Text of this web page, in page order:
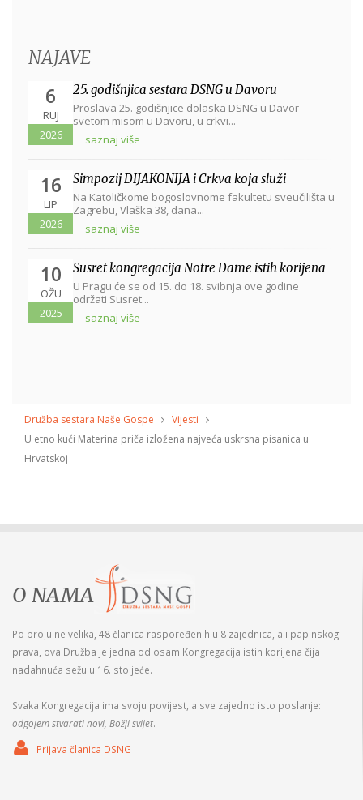
NAJAVE
6
RUJ
2026
25. godišnjica sestara DSNG u Davoru
Proslava 25. godišnjice dolaska DSNG u Davor
svetom misom u Davoru, u crkvi...
saznaj više
16
LIP
2026
Simpozij DIJAKONIJA i Crkva koja služi
Na Katoličkome bogoslovnome fakultetu sveučilišta u
Zagrebu, Vlaška 38, dana...
saznaj više
10
OŽU
2025
Susret kongregacija Notre Dame istih korijena
U Pragu će se od 15. do 18. svibnja ove godine
održati Susret...
saznaj više
Družba sestara Naše Gospe
Vijesti
U etno kući Materina priča izložena najveća uskrsna pisanica u
Hrvatskoj
O NAMA
Po broju ne velika, 48 članica raspoređenih u 8 zajednica, ali papinskog
prava, ova Družba je jedna od osam Kongregacija istih korijena čija
nadahnuća sežu u 16. stoljeće.
Svaka Kongregacija ima svoju povijest, a sve zajedno isto poslanje:
odgojem stvarati novi, Božji svijet.
Prijava članica DSNG